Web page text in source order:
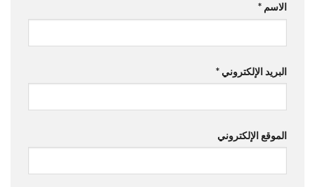
الاسم *
البريد الإلكتروني *
الموقع الإلكتروني